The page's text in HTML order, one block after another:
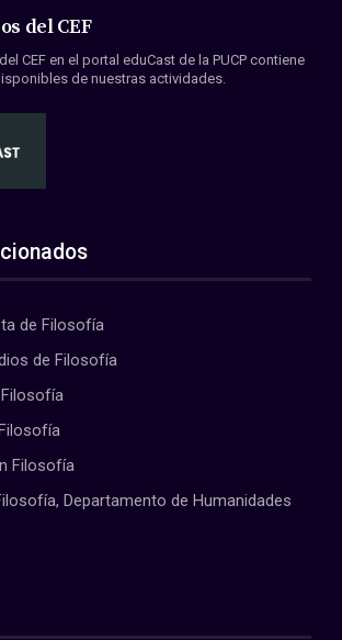
del CEF
CEF en el portal eduCast de la PUCP contiene
de nuestras actividades.
de Filosofía
de Filosofía
Filosofía
Departamento de Humanidades